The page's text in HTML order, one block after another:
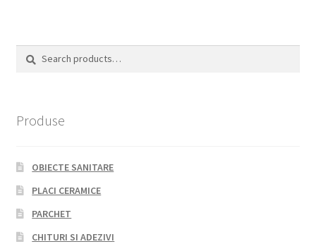
Search
Search
Produse
OBIECTE SANITARE
PLACI CERAMICE
PARCHET
CHITURI SI ADEZIVI